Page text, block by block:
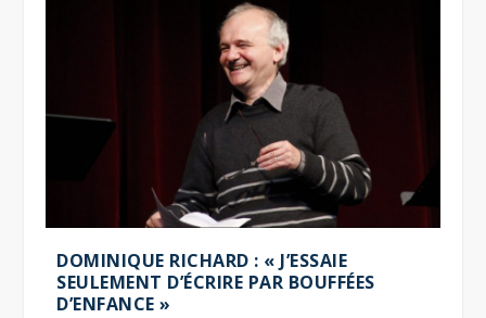
DOMINIQUE RICHARD : « J’ESSAIE
SEULEMENT D’ÉCRIRE PAR BOUFFÉES
D’ENFANCE »